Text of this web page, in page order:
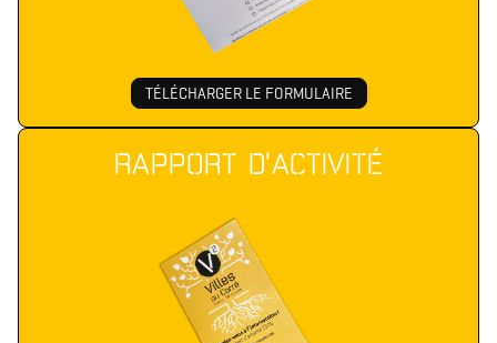
TÉLÉCHARGER LE FORMULAIRE
RAPPORT D'ACTIVITÉ